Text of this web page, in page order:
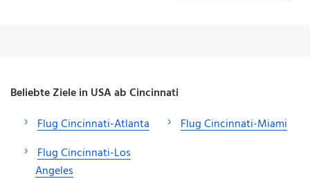
Beliebte Ziele in USA ab Cincinnati
Flug Cincinnati-Atlanta
Flug Cincinnati-Los
Angeles
Flug Cincinnati-Miami